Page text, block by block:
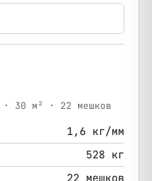
· 30 м² · 22 мешков
1,6 кг/мм
528 кг
22 мешков